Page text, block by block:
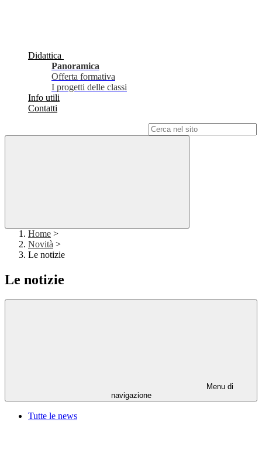
Didattica
Panoramica
Offerta formativa
I progetti delle classi
Info utili
Contatti
Home >
Novità >
Le notizie
Le notizie
Menu di
navigazione
Tutte le news